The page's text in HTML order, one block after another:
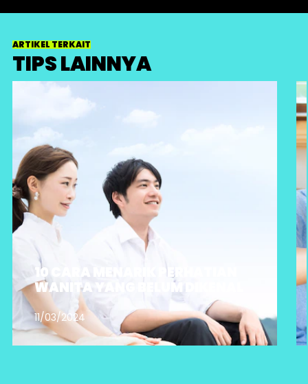
ARTIKEL TERKAIT
TIPS LAINNYA
10 CARA MENARIK PERHATIAN
WANITA YANG BELUM DIKENAL
11/03/2024